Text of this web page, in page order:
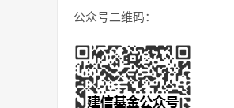
公众号二维码：